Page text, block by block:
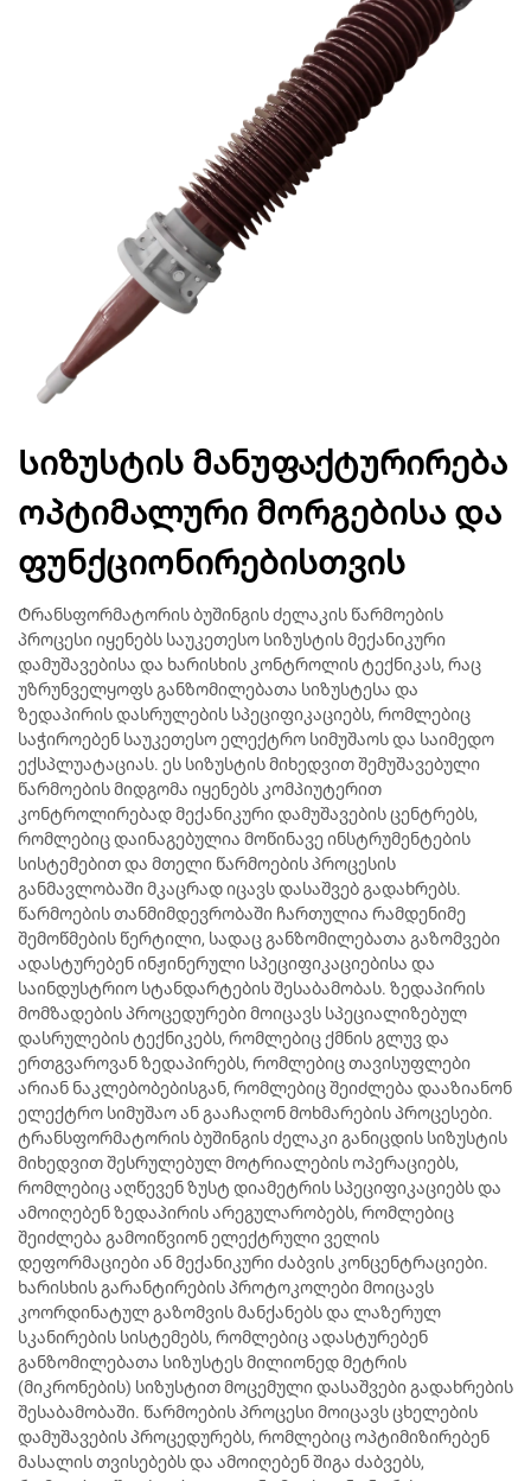
Სიზუსტის მანუფაქტურირება
ოპტიმალური მორგებისა და
ფუნქციონირებისთვის
Ტრანსფორმატორის ბუშინგის ძელაკის წარმოების
პროცესი იყენებს საუკეთესო სიზუსტის მექანიკური
დამუშავებისა და ხარისხის კონტროლის ტექნიკას, რაც
უზრუნველყოფს განზომილებათა სიზუსტესა და
ზედაპირის დასრულების სპეციფიკაციებს, რომლებიც
საჭიროებენ საუკეთესო ელექტრო სიმუშაოს და საიმედო
ექსპლუატაციას. ეს სიზუსტის მიხედვით შემუშავებული
წარმოების მიდგომა იყენებს კომპიუტერით
კონტროლირებად მექანიკური დამუშავების ცენტრებს,
რომლებიც დაინაგებულია მოწინავე ინსტრუმენტების
სისტემებით და მთელი წარმოების პროცესის
განმავლობაში მკაცრად იცავს დასაშვებ გადახრებს.
წარმოების თანმიმდევრობაში ჩართულია რამდენიმე
შემოწმების წერტილი, სადაც განზომილებათა გაზომვები
ადასტურებენ ინჟინერული სპეციფიკაციებისა და
საინდუსტრიო სტანდარტების შესაბამობას. ზედაპირის
მომზადების პროცედურები მოიცავს სპეციალიზებულ
დასრულების ტექნიკებს, რომლებიც ქმნის გლუვ და
ერთგვაროვან ზედაპირებს, რომლებიც თავისუფლები
არიან ნაკლებობებისგან, რომლებიც შეიძლება დააზიანონ
ელექტრო სიმუშაო ან გააჩაღონ მოხმარების პროცესები.
ტრანსფორმატორის ბუშინგის ძელაკი განიცდის სიზუსტის
მიხედვით შესრულებულ მოტრიალების ოპერაციებს,
რომლებიც აღწევენ ზუსტ დიამეტრის სპეციფიკაციებს და
ამოიღებენ ზედაპირის არეგულარობებს, რომლებიც
შეიძლება გამოიწვიონ ელექტრული ველის
დეფორმაციები ან მექანიკური ძაბვის კონცენტრაციები.
ხარისხის გარანტირების პროტოკოლები მოიცავს
კოორდინატულ გაზომვის მანქანებს და ლაზერულ
სკანირების სისტემებს, რომლებიც ადასტურებენ
განზომილებათა სიზუსტეს მილიონედ მეტრის
(მიკრონების) სიზუსტით მოცემული დასაშვები გადახრების
შესაბამობაში. წარმოების პროცესი მოიცავს ცხელების
დამუშავების პროცედურებს, რომლებიც ოპტიმიზირებენ
მასალის თვისებებს და ამოიღებენ შიგა ძაბვებს,